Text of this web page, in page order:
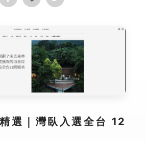
選｜灣臥入選全台 12